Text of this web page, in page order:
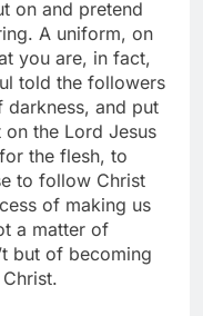
on and pretend
A uniform, on
you are, in fact,
told the followers
darkness, and put
on the Lord Jesus
the flesh, to
to follow Christ
of making us
a matter of
but of becoming